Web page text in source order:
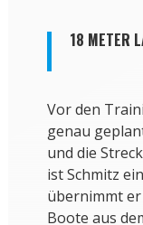
18 METER
Vor den
genau
und die
ist Schmitz
übernimmt
Boote aus